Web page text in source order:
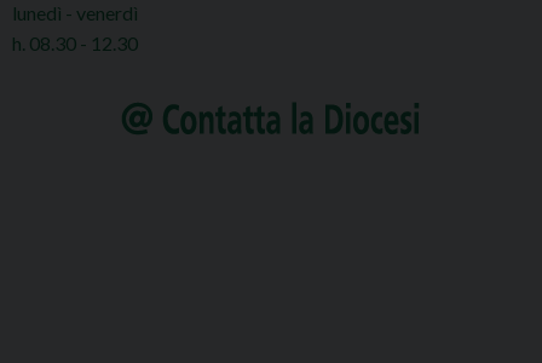
lunedì - venerdì
h. 08.30 - 12.30